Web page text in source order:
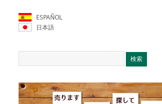
ESPAÑOL
日本語